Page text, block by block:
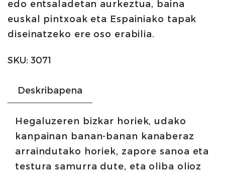
Ortiz
kopurua
edo entsaladetan aurkeztua, baina
euskal pintxoak eta Espainiako tapak
diseinatzeko ere oso erabilia.
SKU: 3071
Deskribapena
Hegaluzeren bizkar horiek, udako
kanpainan banan-banan kanaberaz
arraindutako horiek, zapore sanoa eta
testura samurra dute, eta oliba olioz